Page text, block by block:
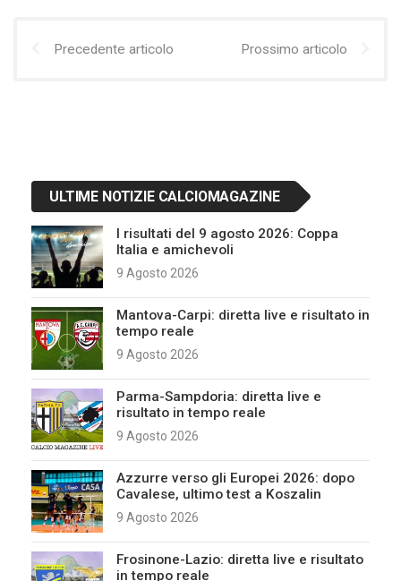
Precedente articolo Prossimo articolo
ULTIME NOTIZIE CALCIOMAGAZINE
I risultati del 9 agosto 2026: Coppa
Italia e amichevoli
9 Agosto 2026
Mantova-Carpi: diretta live e risultato in
tempo reale
9 Agosto 2026
Parma-Sampdoria: diretta live e
risultato in tempo reale
9 Agosto 2026
Azzurre verso gli Europei 2026: dopo
Cavalese, ultimo test a Koszalin
9 Agosto 2026
Frosinone-Lazio: diretta live e risultato
in tempo reale